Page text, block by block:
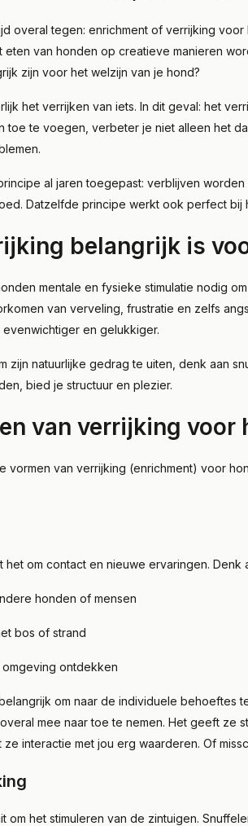
overal tegen: enrichment of verrijking
van honden op creatieve manieren
zijn voor het welzijn van je hond?
het verrijken van iets. In dit geval: het
toe te voegen, verbeter je niet alleen het
al jaren toegepast: verblijven
Datzelfde principe werkt ook perfect bij
belangrijk is
mentale en fysieke stimulatie nodig
van verveling, frustratie en zelfs
en gelukkiger.
zijn natuurlijke gedrag te uiten, denk aan
bied je structuur en plezier.
van verrijking voor
vormen van verrijking (enrichment) voor
het om contact en nieuwe ervaringen. Denk
honden of mensen
bos of strand
ontdekken
om naar de individuele behoeftes
mee naar toe te nemen. Het geeft ze
interactie met jou erg waarderen. Of
om het stimuleren van de zintuigen.